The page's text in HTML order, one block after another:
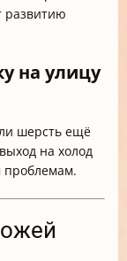
развитию
на улицу
шерсть ещё
на холод
проблемам.